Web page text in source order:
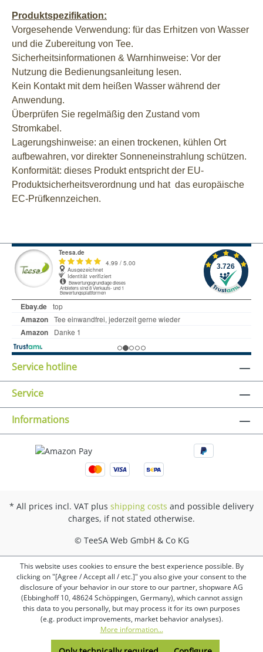
Produktspezifikation:
Vorgesehende Verwendung: für das Erhitzen von Wasser
und die Zubereitung von Tee.
Sicherheitsinformationen & Warnhinweise: Vor der
Nutzung die Bedienungsanleitung lesen.
Kein Kontakt mit dem heißen Wasser während der
Anwendung.
Überprüfen Sie regelmäßig den Zustand vom
Stromkabel.
Lagerungshinweise: an einen trockenen, kühlen Ort
aufbewahren, vor direkter Sonneneinstrahlung schützen.
Konformität: dieses Produkt entspricht der EU-
Produktsicherheitsverordnung und hat das europäische
EC-Prüfkennzeichen.
Service hotline
Service
Informations
* All prices incl. VAT plus shipping costs and possible delivery
charges, if not stated otherwise.
© TeeSA Web GmbH & Co KG
This website uses cookies to ensure the best experience possible. By
clicking on "[Agree / Accept all / etc.]" you also give your consent to the
disclosure of your behavior in our store to our partner, shopware AG
(Ebbinghoff 10, 48624 Schöppingen, Germany), which cannot assign
this data to you personally, but may process it for its own purposes
(e.g. product improvements, market behavior analyses).
More information...